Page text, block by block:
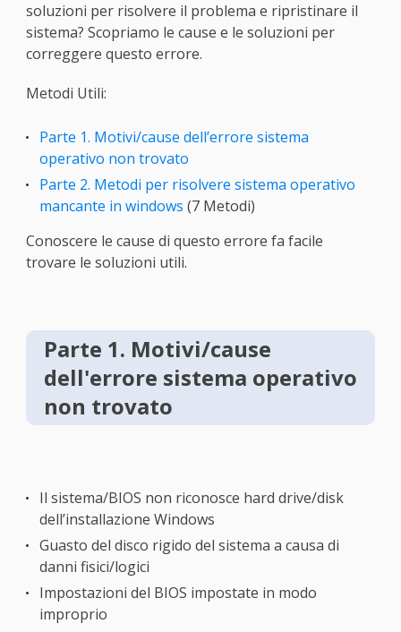
soluzioni per risolvere il problema e ripristinare il
sistema? Scopriamo le cause e le soluzioni per
correggere questo errore.
Metodi Utili:
Parte 1. Motivi/cause dell’errore sistema
operativo non trovato
Parte 2. Metodi per risolvere sistema operativo
mancante in windows (7 Metodi)
Conoscere le cause di questo errore fa facile
trovare le soluzioni utili.
Parte 1. Motivi/cause
dell'errore sistema operativo
non trovato
Il sistema/BIOS non riconosce hard drive/disk
dell’installazione Windows
Guasto del disco rigido del sistema a causa di
danni fisici/logici
Impostazioni del BIOS impostate in modo
improprio